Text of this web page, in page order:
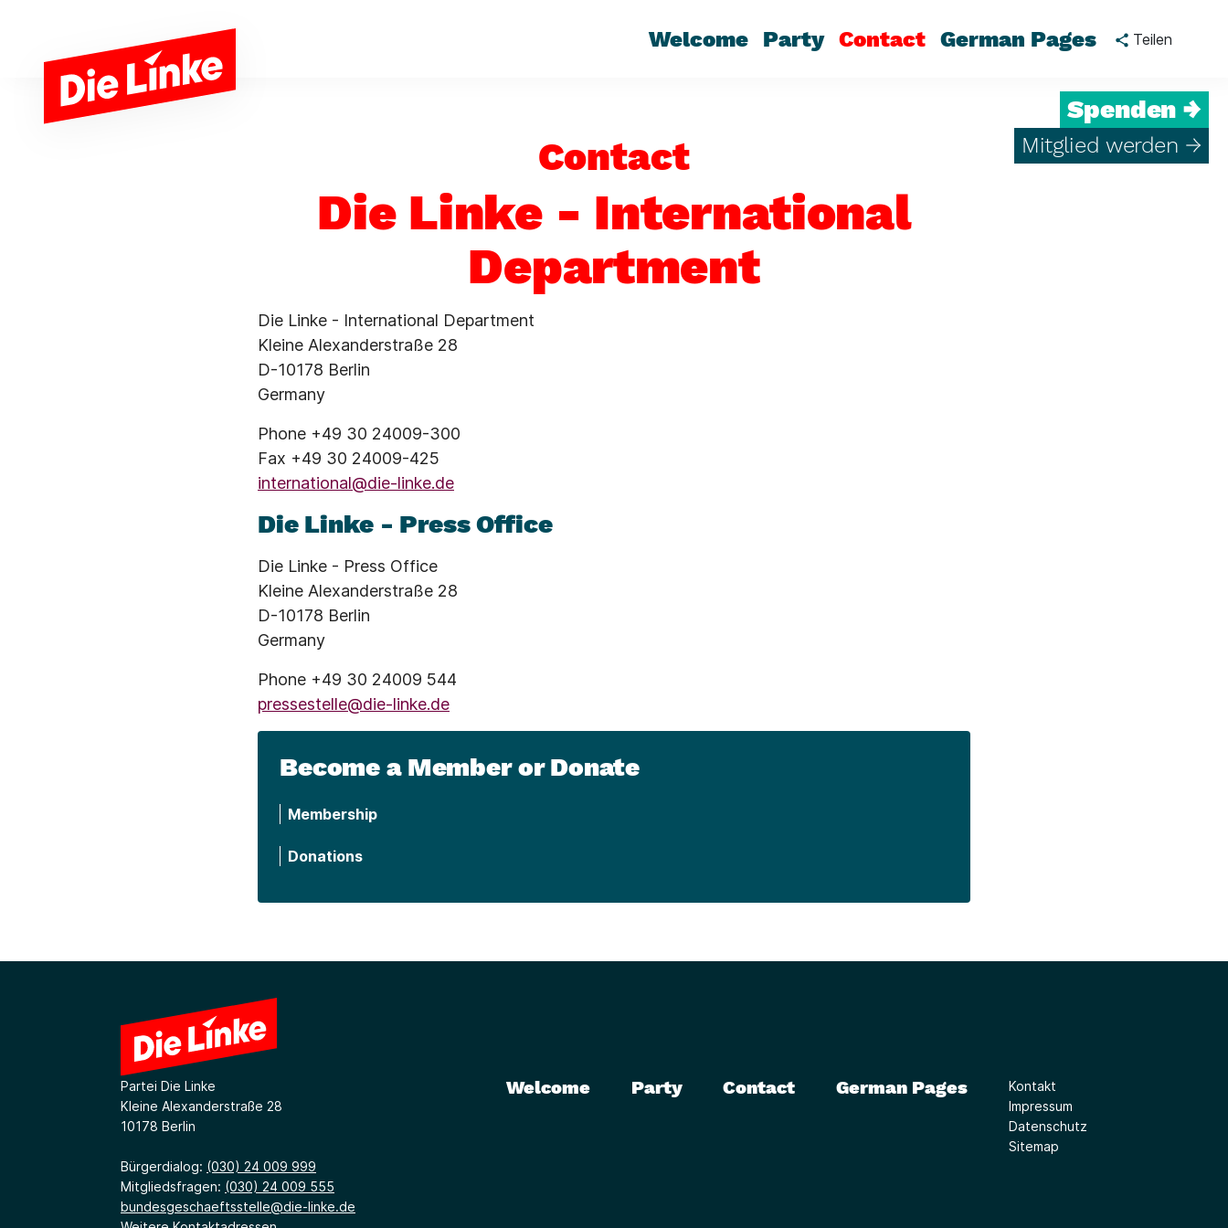
Welcome Party Contact German Pages Teilen
Spenden →
Mitglied werden →
Contact
Die Linke - International
Department
Die Linke - International Department
Kleine Alexanderstraße 28
D-10178 Berlin
Germany
Phone +49 30 24009-300
Fax +49 30 24009-425
international@die-linke.de
Die Linke - Press Office
Die Linke - Press Office
Kleine Alexanderstraße 28
D-10178 Berlin
Germany
Phone +49 30 24009 544
pressestelle@die-linke.de
Become a Member or Donate
Membership
Donations
Partei Die Linke
Kleine Alexanderstraße 28
10178 Berlin
Bürgerdialog: (030) 24 009 999
Mitgliedsfragen: (030) 24 009 555
bundesgeschaeftsstelle@die-linke.de
Welcome Party Contact German Pages
Kontakt
Impressum
Datenschutz
Sitemap